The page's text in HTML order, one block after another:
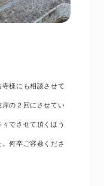
様にも相談させて
の２回にさせてい
でさせて頂くほう
何卒ご容赦くださ